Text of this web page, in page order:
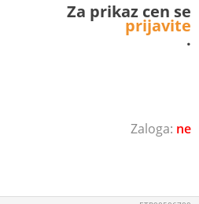
ne
Za prikaz cen se
prijavite
.